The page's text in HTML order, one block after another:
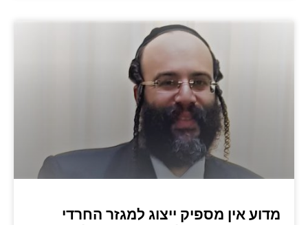
מדוע אין מספיק ייצוג למגזר החרדי